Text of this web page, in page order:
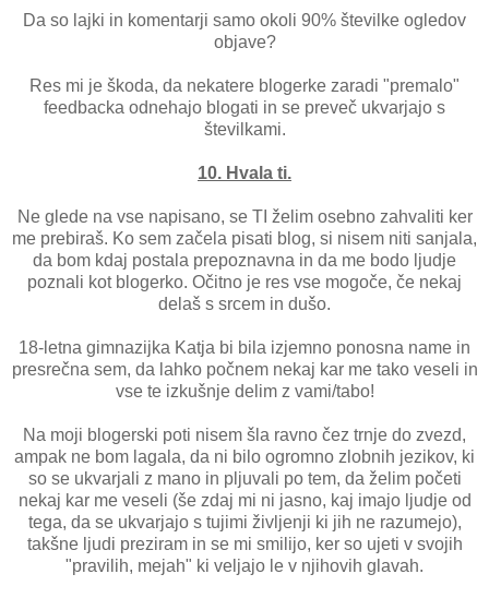
Da so lajki in komentarji samo okoli 90% številke ogledov
objave?
Res mi je škoda, da nekatere blogerke zaradi "premalo"
feedbacka odnehajo blogati in se preveč ukvarjajo s
številkami.
10. Hvala ti.
Ne glede na vse napisano, se TI želim osebno zahvaliti ker
me prebiraš. Ko sem začela pisati blog, si nisem niti sanjala,
da bom kdaj postala prepoznavna in da me bodo ljudje
poznali kot blogerko. Očitno je res vse mogoče, če nekaj
delaš s srcem in dušo.
18-letna gimnazijka Katja bi bila izjemno ponosna name in
presrečna sem, da lahko počnem nekaj kar me tako veseli in
vse te izkušnje delim z vami/tabo!
Na moji blogerski poti nisem šla ravno čez trnje do zvezd,
ampak ne bom lagala, da ni bilo ogromno zlobnih jezikov, ki
so se ukvarjali z mano in pljuvali po tem, da želim početi
nekaj kar me veseli (še zdaj mi ni jasno, kaj imajo ljudje od
tega, da se ukvarjajo s tujimi življenji ki jih ne razumejo),
takšne ljudi preziram in se mi smilijo, ker so ujeti v svojih
"pravilih, mejah" ki veljajo le v njihovih glavah.